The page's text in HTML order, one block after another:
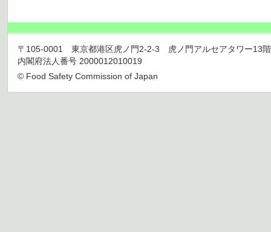
〒105-0001 東京都港区虎ノ門2-2-3 虎ノ門アルセアタワー13
内閣府法人番号 2000012010019
© Food Safety Commission of Japan